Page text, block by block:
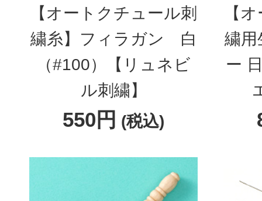
【オートクチュール刺
繍糸】フィラガン 白
（#100）【リュネビ
ル刺繍】
550円 (税込)
【
繍用
ー